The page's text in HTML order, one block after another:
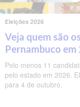
Eleições 2026
Veja quem são
Pernambuco em
Pelo menos 11
pelo estado em 2026.
para 4 de outubro.